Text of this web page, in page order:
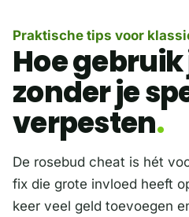
Praktische tips voor
Hoe
zonder je
verpesten
De rosebud cheat is hét
fix die grote invloed heeft
keer veel geld toevoegen